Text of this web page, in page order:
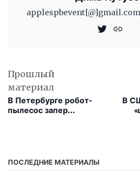
Прошлый
материал
В Петербурге робот-
пылесос запер
В
ПОСЛЕДНИЕ МАТЕРИАЛЫ